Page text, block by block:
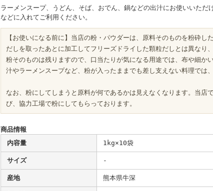
ラーメンスープ、うどん、そば、おでん、鍋などの出汁にお使いいただ
などに入れてご利用ください。
【お使いになる前に】当店の粉・パウダーは、原料そのものを粉砕し
だしを取ったあとに加工してフリーズドライした顆粒だしとは異なり、
粉そのものは残りますので、口当たりが気になる用途では、布や細か
汁やラーメンスープなど、粉が入ったままでも差し支えない料理では
なお、粉にしてしまうと原料が何であるかは見えなくなります。 当店
び、協力工場で粉にしてもらっております。
商品情報
内容量
1kg×10袋
サイズ -
産地 熊本県牛深